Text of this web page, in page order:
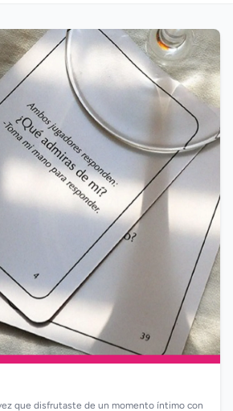
que disfrutaste de un momento íntimo con